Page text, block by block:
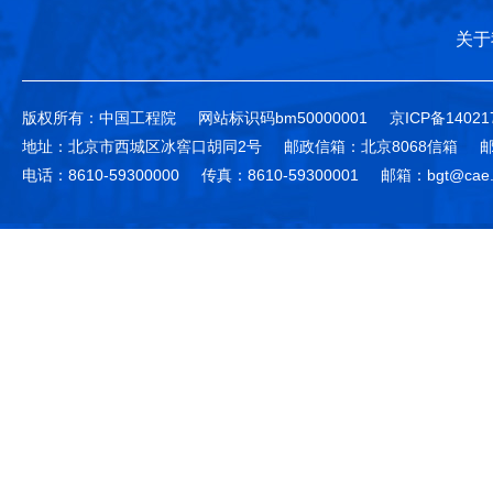
关
版权所有：中国工程院 网站标识码bm50000001
京ICP备
地址：北京市西城区冰窖口胡同2号
邮政信箱：北京8068信箱
电话：8610-59300000
传真：8610-59300001 邮箱：